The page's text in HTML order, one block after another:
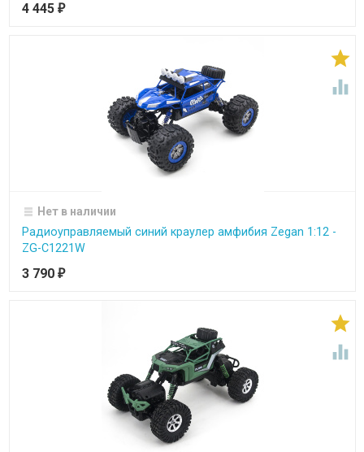
4 445 ₽


Нет в наличии
Радиоуправляемый синий краулер амфибия Zegan 1:12 -
ZG-C1221W
3 790 ₽

